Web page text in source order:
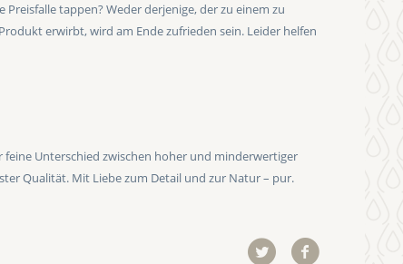
tappen? Weder derjenige, der zu einem zu
erwirbt, wird am Ende zufrieden sein. Leider helfen
Unterschied zwischen hoher und minderwertiger
Qualität. Mit Liebe zum Detail und zur Natur – pur.